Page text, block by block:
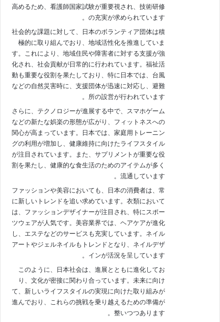
高めるため、看護師国家試験が重要視され、技術研修
の充実が求められています。
社会的な課題に対して、日本のボランティア団体は積
極的に取り組んでおり、地域活性化を推進していま
す。これにより、地域住民や障害者に対する支援が強
化され、社会貢献が日常的に行われています。福祉活
動も重要な役割を果たしており、特に日本では、台風
などの自然災害時に、支援団体が迅速に対応し、避難
所の設営が行われています。
さらに、テクノロジーが進展する中で、スマホゲーム
などの新たな娯楽の形態が広がり、フィットネスへの
関心が高まっています。日本では、家庭用トレーニン
グの利用が増加し、健康維持に向けたライフスタイル
が注目されています。また、サプリメントが重要な役
割を果たし、健康的な食生活のためのアイテムが多く
流通しています。
ファッションや美容においても、日本の消費者は、常
に新しいトレンドを追い求めています。衣類において
は、ファッションデザイナーが注目され、特にスポー
ツウェアが人気です。美容業界では、ヘアケアが進化
し、エステなどのサービスも充実しています。ネイル
アートやジェルネイルもトレンドとなり、ネイルデザ
インが活況を呈しています。
このように、日本社会は、進展とともに進化してお
り、文化が密接に関わり合っています。未来に向け
て、新しいライフスタイルの実現に向けた取り組みが
進んでおり、これらの挑戦を乗り越えるための準備が
整いつつあります。